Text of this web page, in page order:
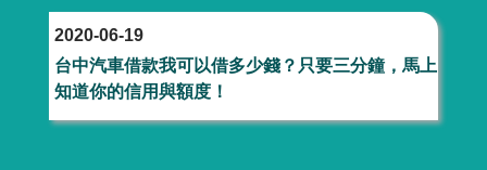
2020-06-19
台中汽車借款我可以借多少錢？只要三分鐘，馬上
知道你的信用與額度！